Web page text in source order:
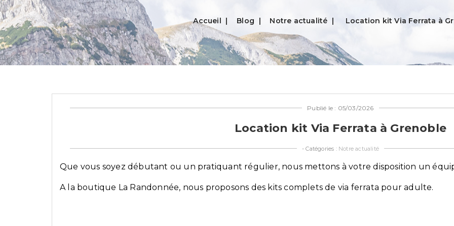
Accueil Blog Notre actualité Location kit Via Ferrata à
Publié le : 05/03/2026
Location kit Via Ferrata à Grenoble
- Catégories : Notre actualité
Que vous soyez débutant ou un pratiquant régulier, nous mettons à votre disposition un
A la boutique La Randonnée, nous proposons des kits complets de via ferrata pour adulte.